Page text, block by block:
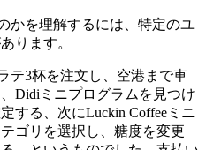
かを理解するには、特定のユ
ります。
テ3杯を注文し、空港まで車
Didiミニプログラムを見つけ
する、次にLuckin Coffeeミニ
ゴリを選択し、糖度を変更